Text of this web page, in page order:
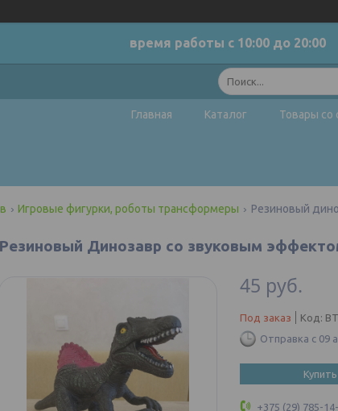
время работы с 10:00 до 20:00
Главная Каталог Товары со
Игровые фигурки, роботы трансформеры Резиновый
Резиновый Динозавр со звуковым
45 руб.
Под заказ Код:
Отправка с 09
Купить
+375 (29) 785-